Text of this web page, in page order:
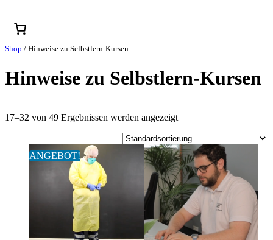
Shop / Hinweise zu Selbstlern-Kursen
Hinweise zu Selbstlern-Kursen
17–32 von 49 Ergebnissen werden angezeigt
ANGEBOT!